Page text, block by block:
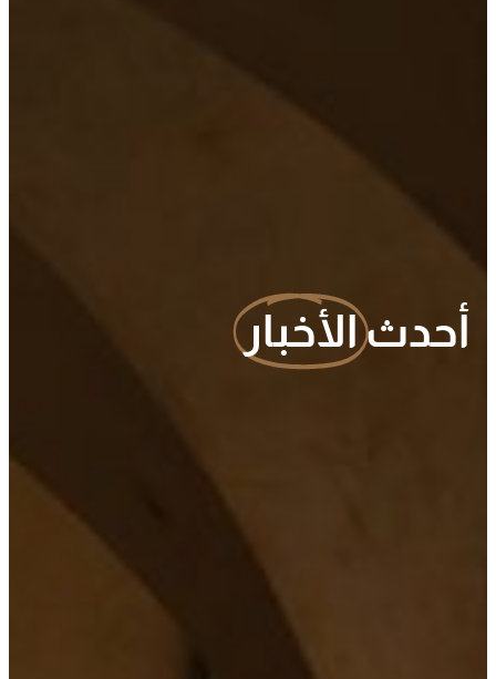
أحدث الأخبار